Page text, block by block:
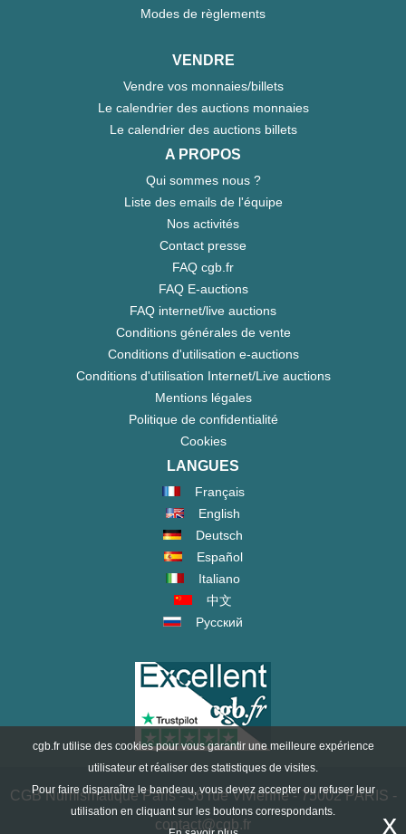
Modes de règlements
VENDRE
Vendre vos monnaies/billets
Le calendrier des auctions monnaies
Le calendrier des auctions billets
A PROPOS
Qui sommes nous ?
Liste des emails de l'équipe
Nos activités
Contact presse
FAQ cgb.fr
FAQ E-auctions
FAQ internet/live auctions
Conditions générales de vente
Conditions d'utilisation e-auctions
Conditions d'utilisation Internet/Live auctions
Mentions légales
Politique de confidentialité
Cookies
LANGUES
Français
English
Deutsch
Español
Italiano
中文
Русский
CGB Numismatique Paris - 36 rue Vivienne - 75002 PARIS -
contact@cgb.fr
cgb.fr utilise des cookies pour vous garantir une meilleure expérience
utilisateur et réaliser des statistiques de visites.
Pour faire disparaître le bandeau, vous devez accepter ou refuser leur
utilisation en cliquant sur les boutons correspondants.
x